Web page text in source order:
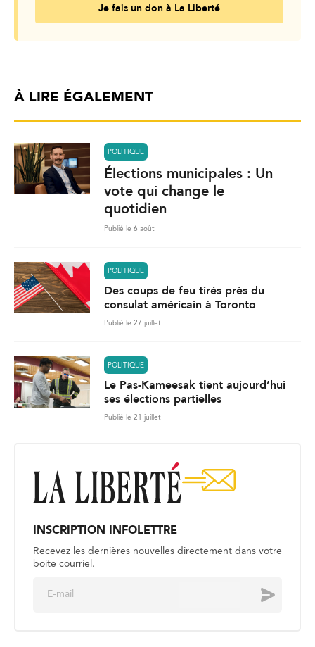
Je fais un don à La Liberté
À LIRE ÉGALEMENT
POLITIQUE
Élections municipales : Un
vote qui change le
quotidien
Publié le 6 août
POLITIQUE
Des coups de feu tirés près du
consulat américain à Toronto
Publié le 27 juillet
POLITIQUE
Le Pas-Kameesak tient aujourd’hui
ses élections partielles
Publié le 21 juillet
INSCRIPTION INFOLETTRE
Recevez les dernières nouvelles directement dans votre
boite courriel.
Envoyer